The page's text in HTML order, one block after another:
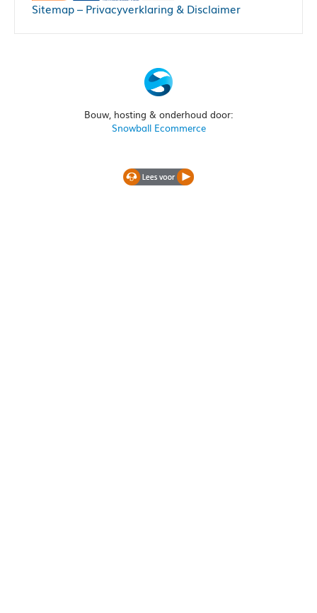
Sitemap– Privacyverklaring & Disclaimer
Bouw, hosting & onderhoud door:
Snowball Ecommerce